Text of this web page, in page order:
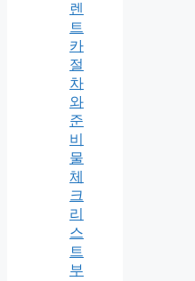
렌
트
카
절
차
와
준
비
물
체
크
리
스
트
부